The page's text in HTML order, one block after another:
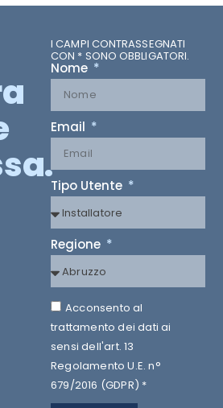
I CAMPI CONTRASSEGNATI
CON * SONO OBBLIGATORI.
Nome
Email
Tipo Utente
Regione
Acconsento al
trattamento dei dati ai
sensi dell'art. 13
Regolamento U.E. n°
679/2016 (GDPR) *